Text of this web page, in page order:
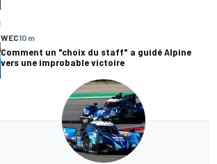
WEC10 m
Comment un "choix du staff" a guidé Alpine
vers une improbable victoire